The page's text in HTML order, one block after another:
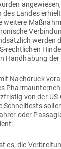
des Landes
weitere
werden
recht­lichen
Hand­habung
Nach­druck
von der
Schnell­tests
oder
es, die